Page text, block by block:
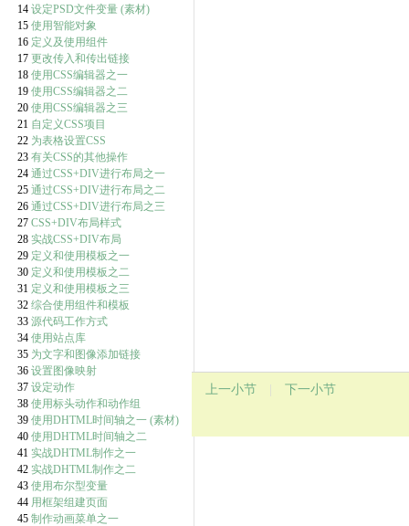
14 设定PSD文件变量 (素材)
15 使用智能对象
16 定义及使用组件
17 更改传入和传出链接
18 使用CSS编辑器之一
19 使用CSS编辑器之二
20 使用CSS编辑器之三
21 自定义CSS项目
22 为表格设置CSS
23 有关CSS的其他操作
24 通过CSS+DIV进行布局之一
25 通过CSS+DIV进行布局之二
26 通过CSS+DIV进行布局之三
27 CSS+DIV布局样式
28 实战CSS+DIV布局
29 定义和使用模板之一
30 定义和使用模板之二
31 定义和使用模板之三
32 综合使用组件和模板
33 源代码工作方式
34 使用站点库
35 为文字和图像添加链接
36 设置图像映射
37 设定动作
38 使用标头动作和动作组
39 使用DHTML时间轴之一 (素材)
40 使用DHTML时间轴之二
41 实战DHTML制作之一
42 实战DHTML制作之二
43 使用布尔型变量
44 用框架组建页面
45 制作动画菜单之一
上一小节 下一小节